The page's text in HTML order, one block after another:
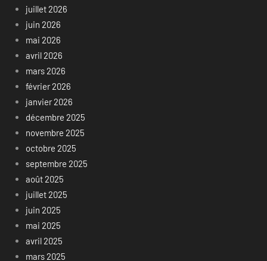
juillet 2026
juin 2026
mai 2026
avril 2026
mars 2026
février 2026
janvier 2026
décembre 2025
novembre 2025
octobre 2025
septembre 2025
août 2025
juillet 2025
juin 2025
mai 2025
avril 2025
mars 2025